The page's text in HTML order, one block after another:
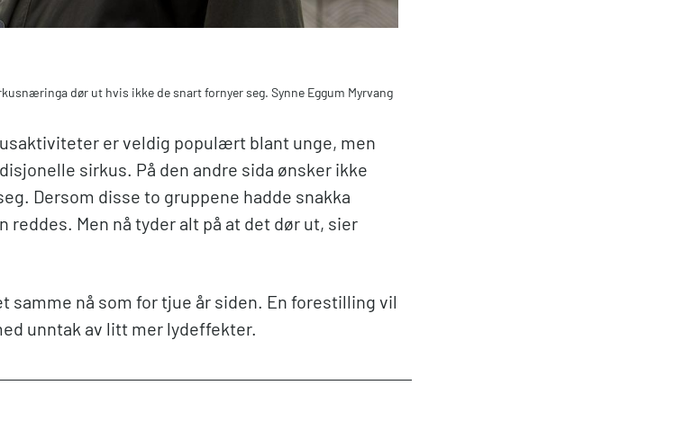
dør ut hvis ikke de snart fornyer seg. Synne Eggum Myrvang
er veldig populært blant unge, men
sirkus. På den andre sida ønsker ikke
Dersom disse to gruppene hadde snakka
reddes. Men nå tyder alt på at det dør ut, sier
samme nå som for tjue år siden. En forestilling vil
unntak av litt mer lydeffekter.